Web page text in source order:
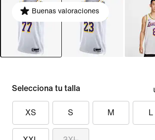
Buenas valoraciones
Selecciona tu talla
XS S M L